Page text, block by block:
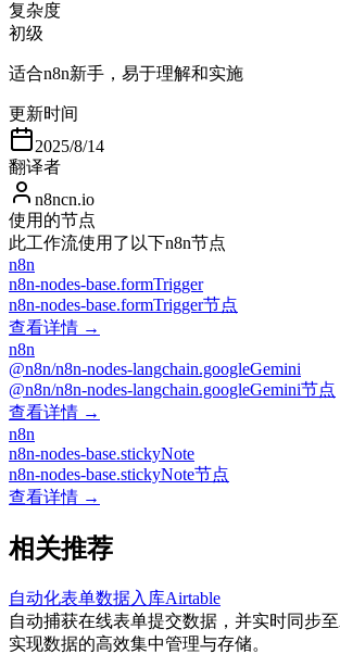
复杂度
初级
适合n8n新手，易于理解和实施
更新时间
2025/8/14
翻译者
n8ncn.io
使用的节点
此工作流使用了以下n8n节点
n8n
n8n-nodes-base.formTrigger
n8n-nodes-base.formTrigger节点
查看详情 →
n8n
@n8n/n8n-nodes-langchain.googleGemini
@n8n/n8n-nodes-langchain.googleGemini节点
查看详情 →
n8n
n8n-nodes-base.stickyNote
n8n-nodes-base.stickyNote节点
查看详情 →
相关推荐
自动化表单数据入库Airtable
自动捕获在线表单提交数据，并实时同步至
实现数据的高效集中管理与存储。